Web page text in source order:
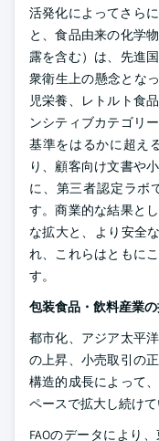
活発化によってさら
と、食品由来の化学
露を含む）は、先進
衆衛生上の懸念とな
児栄養、レトルト食
ンシティブカテゴリ
基準をはるかに超え
り、顧客向け文書や
に、第三者認定ラボ
す。商業的な結果と
な拡大と、より安全
れ、これらはともに
す。
包装食品・飲料産業
都市化、アジア太平
の上昇、小売取引の
構造的成長によって
ペースで拡大し続けて
FAOのデータにより